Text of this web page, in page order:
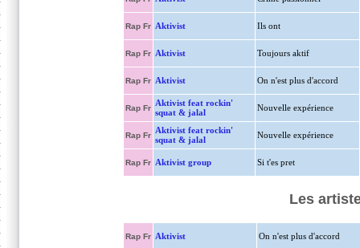
Rap Fr Aktivist Ils ont
Rap Fr Aktivist Toujours aktif
Rap Fr Aktivist On n'est plus d'accord
Rap Fr
Aktivist feat rockin'
squat & jalal
Nouvelle expérience
Rap Fr
Aktivist feat rockin'
squat & jalal
Nouvelle expérience
Rap Fr Aktivist group Si t'es pret
Les
Rap Fr Aktivist On n'est plus d'accord